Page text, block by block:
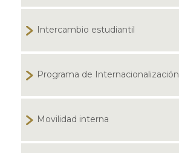
Intercambio estudiantil
Programa de Internacionalización
Movilidad interna